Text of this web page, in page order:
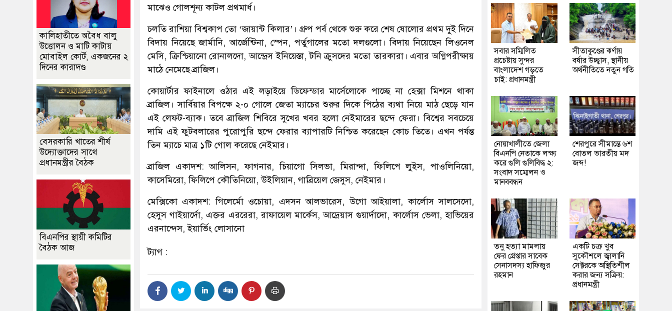
মাঝেও গোলশূন্য কাটল প্রথমার্ধ।
চলতি রাশিয়া বিশ্বকাপ তো ‘জায়ান্ট কিলার’। গ্রুপ পর্ব থেকে শুরু করে শেষ ষোলোর প্রথম দুই দিনে
বিদায় নিয়েছে জার্মানি, আর্জেন্টিনা, স্পেন, পর্তুগালের মতো দলগুলো। বিদায় নিয়েছেন লিওনেল
মেসি, ক্রিশ্চিয়ানো রোনালদো, আন্দ্রেস ইনিয়েস্তা, টনি ক্রুসদের মতো তারকারা। এবার অগ্নিপরীক্ষায়
মাঠে নেমেছে ব্রাজিল।
কোয়ার্টার ফাইনালে ওঠার এই লড়াইয়ে ডিফেন্ডার মার্সেলোকে পাচ্ছে না হেক্সা মিশনে থাকা
ব্রাজিল। সার্বিয়ার বিপক্ষে ২-০ গোলে জেতা ম্যাচের শুরুর দিকে পিঠের ব্যথা নিয়ে মাঠ ছেড়ে যান
এই লেফট-ব্যাক। তবে ব্রাজিল শিবিরে সুখের খবর হলো নেইমারের ছন্দে ফেরা। বিশ্বের সবচেয়ে
দামি এই ফুটবলারের পুরোপুরি ছন্দে ফেরার ব্যাপারটি নিশ্চিত করেছেন কোচ তিতে। এখন পর্যন্ত
তিন ম্যাচে মাত্র ১টি গোল করেছে নেইমার।
ব্রাজিল একাদশ: আলিসন, ফাগনার, চিয়াগো সিলভা, মিরান্দা, ফিলিপে লুইস, পাওলিনিয়ো,
কাসেমিরো, ফিলিপে কৌতিনিয়ো, উইলিয়ান, গাব্রিয়েল জেসুস, নেইমার।
মেক্সিকো একাদশ: গিলের্মো ওচোয়া, এদসন আলভারেস, উগো আইয়ালা, কার্লোস সালসেদো,
হেসুস গাইয়ার্দো, এক্তর এররেরা, রাফায়েল মার্কেস, আদ্রেয়াস গুয়ার্দাদো, কার্লোস ভেলা, হাভিয়ের
এরনান্দেস, ইয়ার্ভিং লোসানো
ট্যাগ :
কালিহাতীতে অবৈধ বালু
উত্তোলন ও মাটি কাটায়
মোবাইল কোর্ট, একজনের ২
দিনের কারাদণ্ড
বেসরকারি খাতের শীর্ষ
উদ্যোক্তাদের সাথে
প্রধানমন্ত্রীর বৈঠক
বিএনপির স্থায়ী কমিটির
বৈঠক আজ
সবার সম্মিলিত
প্রচেষ্টায় সুন্দর
বাংলাদেশ গড়তে
চাই: প্রধানমন্ত্রী
সীতাকুণ্ডের ঝর্ণায়
বর্ষার উচ্ছ্বাস, স্থানীয়
অর্থনীতিতে নতুন গতি
নোয়াখালীতে জেলা
বিএনপি নেতাকে লক্ষ্য
করে গুলি গুলিবিদ্ধ ২:
সংবাদ সম্মেলন ও
মানববন্ধন
শেরপুরে সীমান্তে ৬শ
বোতল ভারতীয় মদ
জব্দ!
তনু হত্যা মামলায়
ফের গ্রেপ্তার সাবেক
সেনাসদস্য হাফিজুর
রহমান
একটি চক্র খুব
সুকৌশলে জ্বালানি
সেক্টরকে অস্থিতিশীল
করার জন্য সক্রিয়:
প্রধানমন্ত্রী